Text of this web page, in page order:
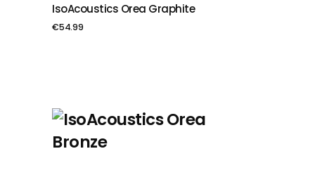
PIEVIENOT GROZAM
IsoAcoustics Orea Graphite
€54.99